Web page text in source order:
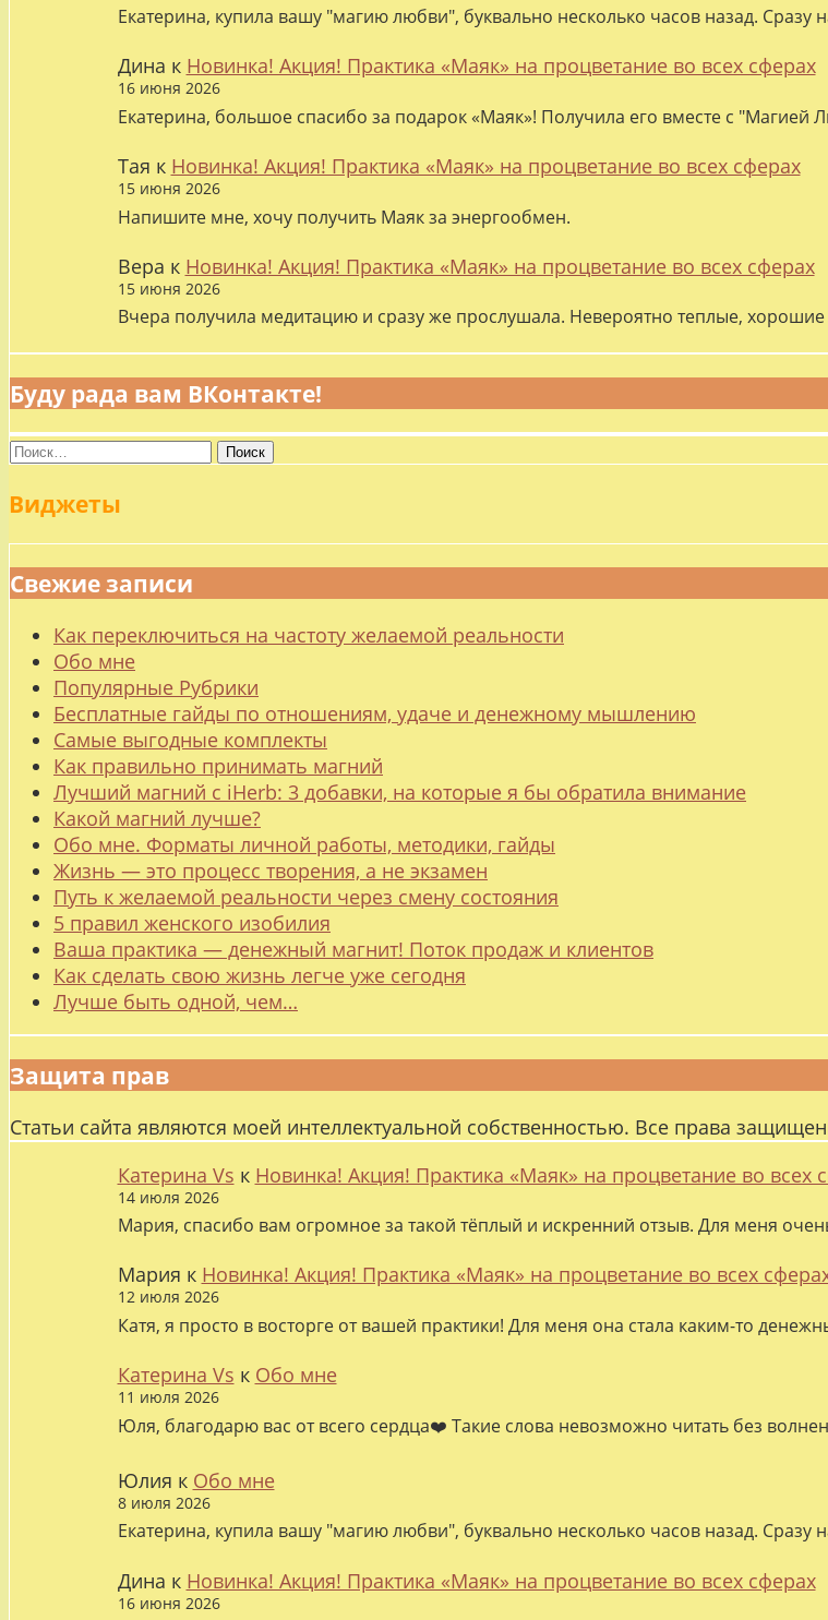
Екатерина, купила вашу "магию любви", буквально несколько часов назад.
Дина к Новинка! Акция! Практика «Маяк» на процветание во всех сферах
16 июня 2026
Екатерина, большое спасибо за подарок «Маяк»! Получила его вместе с
Тая к Новинка! Акция! Практика «Маяк» на процветание во всех сферах
15 июня 2026
Напишите мне, хочу получить Маяк за энергообмен.
Вера к Новинка! Акция! Практика «Маяк» на процветание во всех сферах
15 июня 2026
Вчера получила медитацию и сразу же прослушала. Невероятно теплые,
Буду рада вам ВКонтакте!
Найти:
Виджеты
Свежие записи
Как переключиться на частоту желаемой реальности
Обо мне
Популярные Рубрики
Бесплатные гайды по отношениям, удаче и денежному мышлению
Самые выгодные комплекты
Как правильно принимать магний
Лучший магний с iHerb: 3 добавки, на которые я бы обратила внимание
Какой магний лучше?
Обо мне. Форматы личной работы, методики, гайды
Жизнь — это процесс творения, а не экзамен
Путь к желаемой реальности через смену состояния
5 правил женского изобилия
Ваша практика — денежный магнит! Поток продаж и клиентов
Как сделать свою жизнь легче уже сегодня
Лучше быть одной, чем…
Защита прав
Статьи сайта являются моей интеллектуальной собственностью. Все права
Катерина Vs к Новинка! Акция! Практика «Маяк» на процветание во всех
14 июля 2026
Мария, спасибо вам огромное за такой тёплый и искренний отзыв. Для меня
Мария к Новинка! Акция! Практика «Маяк» на процветание во всех
12 июля 2026
Катя, я просто в восторге от вашей практики! Для меня она стала каким-то
Катерина Vs к Обо мне
11 июля 2026
Юля, благодарю вас от всего сердца❤️ Такие слова невозможно читать без
Юлия к Обо мне
8 июля 2026
Екатерина, купила вашу "магию любви", буквально несколько часов назад.
Дина к Новинка! Акция! Практика «Маяк» на процветание во всех сферах
16 июня 2026